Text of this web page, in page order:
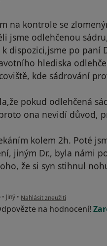
na kontrole se
jsme odlehčenou
dispozici,jsme po paní
hlediska
kde sádrování
pokud odlehčená
ona nevidí důvod,
kolem 2h. Poté
jiným Dr., byla námi
že si syn stihnul
• Jiný • podle názoru uživatele
Nahlásit zneužití
na hodnocení!